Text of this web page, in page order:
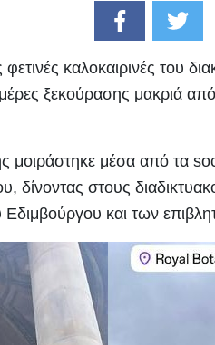
φετινές καλοκαιρινές του
ξεκούρασης μακριά από
μοιράστηκε μέσα από τα
δίνοντας στους
Εδιμβούργου και των